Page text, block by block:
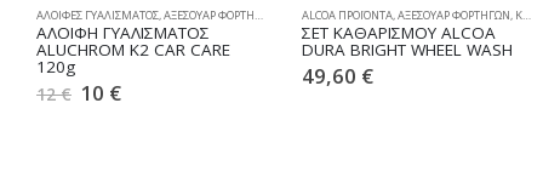
ΑΛΟΙΦΕΣ ΓΥΑΛΙΣΜΑΤΟΣ,ΑΞΕΣΟΥΑΡ ΦΟΡΤΗΓΩΝ ΚΑΘΑΡΙΣΜΟΣ & ΣΥΝΤΗΡΗΣΗ
ΑΛΟΙΦΗ ΓΥΑΛΙΣΜΑΤΟΣ
ALUCHROM K2 CAR CARE
120g
12€ 10€
ALCOA ΠΡΟΪΟΝΤΑ,ΑΞΕΣΟΥΑΡ ΦΟΡΤΗΓΩΝ,ΚΑΘΑΡΙΣΜΟΣ & ΣΥΝΤΗΡΗΣΗ
ΣΕΤ ΚΑΘΑΡΙΣΜΟΥ ALCOA
DURA BRIGHT WHEEL WASH
49,60€